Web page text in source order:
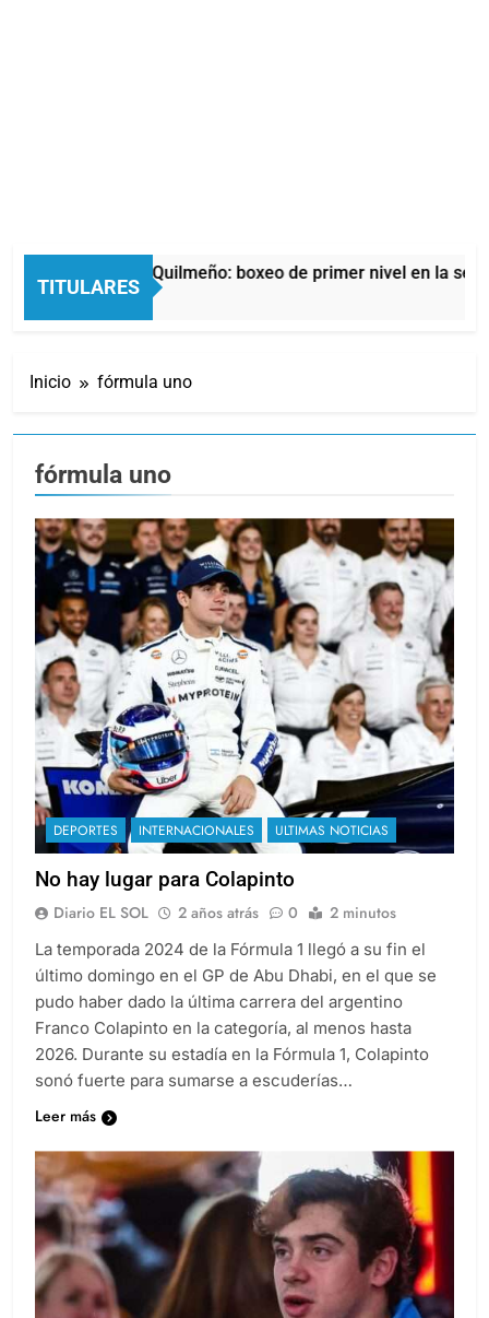
TITULARES
del Afro Quilmeño: boxeo de primer nivel en la sede de
Atrás
Inicio fórmula uno
fórmula uno
DEPORTES INTERNACIONALES ULTIMAS NOTICIAS
No hay lugar para Colapinto
Diario EL SOL 2 años atrás 0 2 minutos
La temporada 2024 de la Fórmula 1 llegó a su fin el
último domingo en el GP de Abu Dhabi, en el que se
pudo haber dado la última carrera del argentino
Franco Colapinto en la categoría, al menos hasta
2026. Durante su estadía en la Fórmula 1, Colapinto
sonó fuerte para sumarse a escuderías…
Leer más